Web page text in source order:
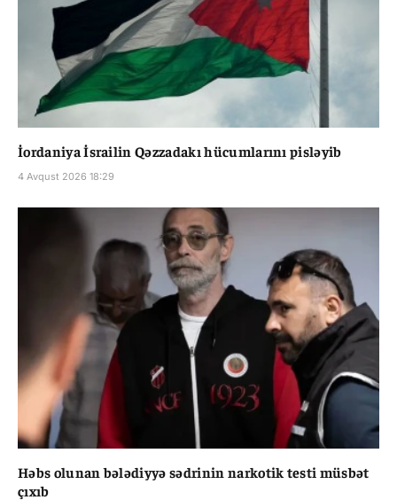
İordaniya İsrailin Qəzzadakı hücumlarını pisləyib
4 Avqust 2026 18:29
Həbs olunan bələdiyyə sədrinin narkotik testi müsbət
çıxıb